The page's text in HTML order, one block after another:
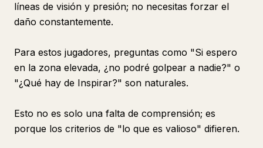
líneas de visión y presión; no necesitas forzar el
daño constantemente.
Para estos jugadores, preguntas como "Si espero
en la zona elevada, ¿no podré golpear a nadie?" o
"¿Qué hay de Inspirar?" son naturales.
Esto no es solo una falta de comprensión; es
porque los criterios de "lo que es valioso" difieren.